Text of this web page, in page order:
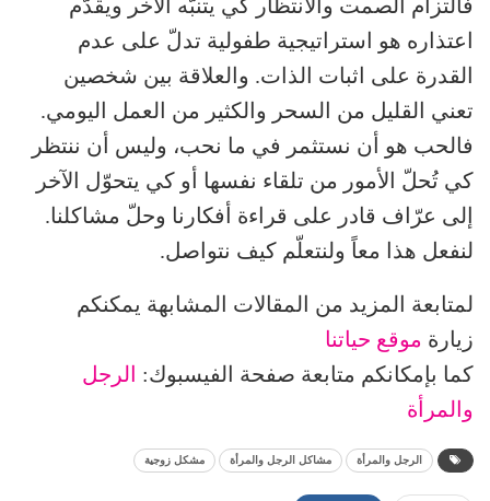
فالتزام الصمت والانتظار كي يتنبّه الآخر ويقدّم
اعتذاره هو استراتيجية طفولية تدلّ على عدم
القدرة على اثبات الذات. والعلاقة بين شخصين
تعني القليل من السحر والكثير من العمل اليومي.
فالحب هو أن نستثمر في ما نحب، وليس أن ننتظر
كي تُحلّ الأمور من تلقاء نفسها أو كي يتحوّل الآخر
إلى عرّاف قادر على قراءة أفكارنا وحلّ مشاكلنا.
لنفعل هذا معاً ولنتعلّم كيف نتواصل.
لمتابعة المزيد من المقالات المشابهة يمكنكم
زيارة موقع حياتنا
كما بإمكانكم متابعة صفحة الفيسبوك: الرجل
والمرأة
الرجل والمرأة مشاكل الرجل والمرأة مشكل زوجية